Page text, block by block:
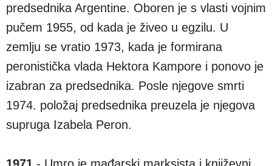
predsednika Argentine. Oboren je s vlasti vojnim
pučem 1955, od kada je živeo u egzilu. U
zemlju se vratio 1973, kada je formirana
peronistička vlada Hektora Kampore i ponovo je
izabran za predsednika. Posle njegove smrti
1974. položaj predsednika preuzela je njegova
supruga Izabela Peron.